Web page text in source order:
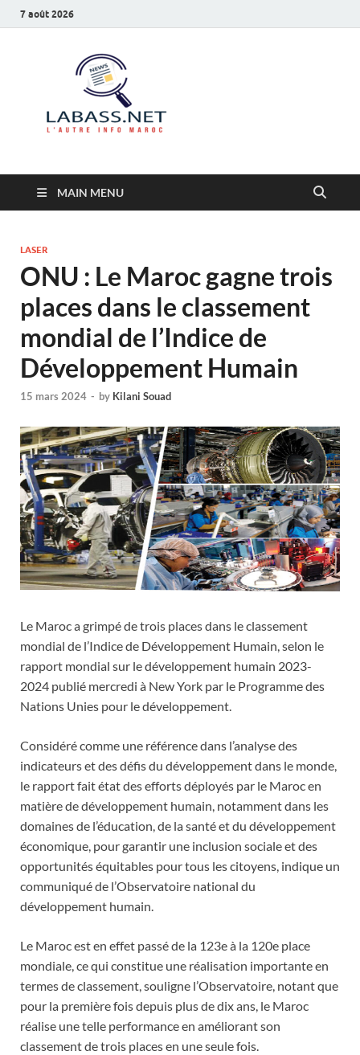
7 août 2026
MAIN MENU
LASER
ONU : Le Maroc gagne trois
places dans le classement
mondial de l’Indice de
Développement Humain
15 mars 2024 - by Kilani Souad
Le Maroc a grimpé de trois places dans le classement
mondial de l’Indice de Développement Humain, selon le
rapport mondial sur le développement humain 2023-
2024 publié mercredi à New York par le Programme des
Nations Unies pour le développement.
Considéré comme une référence dans l’analyse des
indicateurs et des défis du développement dans le monde,
le rapport fait état des efforts déployés par le Maroc en
matière de développement humain, notamment dans les
domaines de l’éducation, de la santé et du développement
économique, pour garantir une inclusion sociale et des
opportunités équitables pour tous les citoyens, indique un
communiqué de l’Observatoire national du
développement humain.
Le Maroc est en effet passé de la 123e à la 120e place
mondiale, ce qui constitue une réalisation importante en
termes de classement, souligne l’Observatoire, notant que
pour la première fois depuis plus de dix ans, le Maroc
réalise une telle performance en améliorant son
classement de trois places en une seule fois.